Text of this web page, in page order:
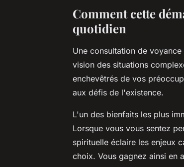
Comment cette
quotidien
Une consultation de
vision des situations
enchevêtrés de vos
aux défis de l'existence.
L'un des bienfaits les plus
Lorsque vous vous sentez
spirituelle éclaire les enjeux
choix. Vous gagnez ainsi en